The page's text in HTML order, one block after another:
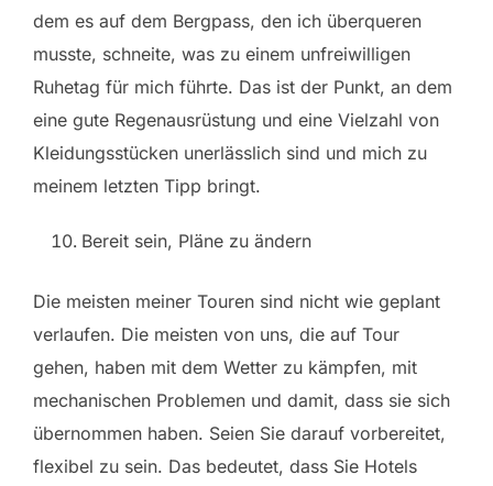
dem es auf dem Bergpass, den ich überqueren
musste, schneite, was zu einem unfreiwilligen
Ruhetag für mich führte. Das ist der Punkt, an dem
eine gute Regenausrüstung und eine Vielzahl von
Kleidungsstücken unerlässlich sind und mich zu
meinem letzten Tipp bringt.
Bereit sein, Pläne zu ändern
Die meisten meiner Touren sind nicht wie geplant
verlaufen. Die meisten von uns, die auf Tour
gehen, haben mit dem Wetter zu kämpfen, mit
mechanischen Problemen und damit, dass sie sich
übernommen haben. Seien Sie darauf vorbereitet,
flexibel zu sein. Das bedeutet, dass Sie Hotels